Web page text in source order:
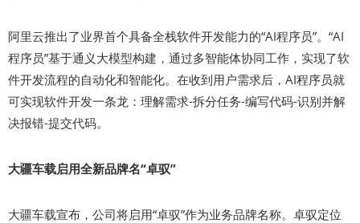
阿里云推出了业界首个具备全栈软件开发能力的“AI程序员”。“AI
程序员”基于通义大模型构建，通过多智能体协同工作，实现了软
件开发流程的自动化和智能化。在收到用户需求后，AI程序员就
可实现软件开发一条龙：理解需求-拆分任务-编写代码-识别并解
决报错-提交代码。
大疆车载启用全新品牌名“卓驭”
大疆车载宣布，公司将启用“卓驭”作为业务品牌名称。卓驭定位